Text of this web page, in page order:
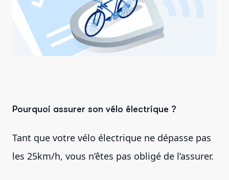
Pourquoi assurer son vélo électrique ?
Tant que votre vélo électrique ne dépasse pas
les 25km/h, vous n’êtes pas obligé de l’assurer.